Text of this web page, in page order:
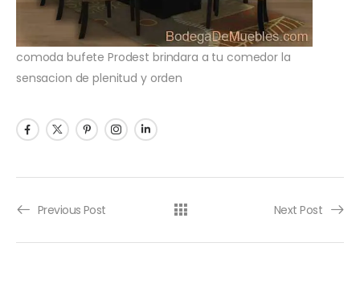
comoda bufete Prodest brindara a tu comedor la
sensacion de plenitud y orden
Previous Post Next Post